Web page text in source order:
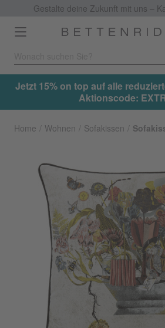
Gestalte deine Zukunft mit uns –
Toggle
navigation
Jetzt 15% on top auf alle
Aktionscode:
Home Wohnen Sofakissen